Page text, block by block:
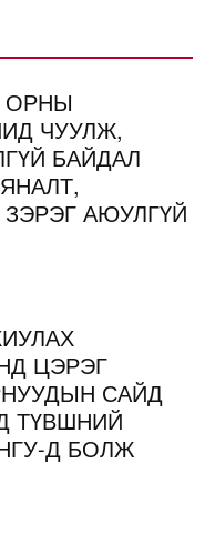
ОРНЫ
ЧУУЛЖ,
БАЙДАЛ
АЮУЛГҮЙ
ЦЭРЭГ
САЙД
ТҮВШНИЙ
Д БОЛЖ